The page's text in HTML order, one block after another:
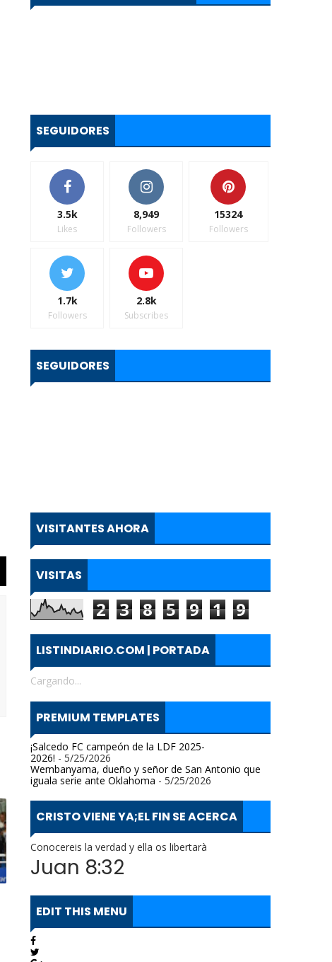
SEGUIDORES
3.5k
Likes
8,949
Followers
15324
Followers
1.7k
Followers
2.8k
Subscribes
SEGUIDORES
VISITANTES AHORA
VISITAS
2 3 8 5 9 1 9
LISTINDIARIO.COM | PORTADA
Cargando...
PREMIUM TEMPLATES
¡Salcedo FC campeón de la LDF 2025-
2026! - 5/25/2026
Wembanyama, dueño y señor de San Antonio que
iguala serie ante Oklahoma - 5/25/2026
CRISTO VIENE YA;EL FIN SE ACERCA
Conocereis la verdad y ella os libertarà
Juan 8:32
EDIT THIS MENU